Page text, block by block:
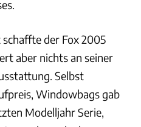
der Fox 2005
aber nichts an seiner
Selbst
Windowbags gab
Modelljahr Serie,